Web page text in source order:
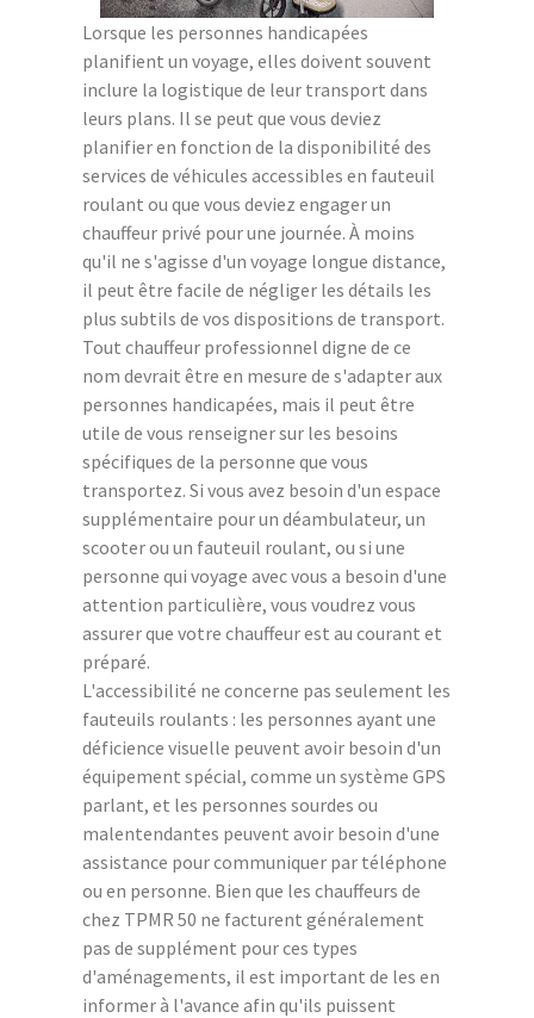
Lorsque les personnes handicapées
planifient un voyage, elles doivent souvent
inclure la logistique de leur transport dans
leurs plans. Il se peut que vous deviez
planifier en fonction de la disponibilité des
services de véhicules accessibles en fauteuil
roulant ou que vous deviez engager un
chauffeur privé pour une journée. À moins
qu'il ne s'agisse d'un voyage longue distance,
il peut être facile de négliger les détails les
plus subtils de vos dispositions de transport.
Tout chauffeur professionnel digne de ce
nom devrait être en mesure de s'adapter aux
personnes handicapées, mais il peut être
utile de vous renseigner sur les besoins
spécifiques de la personne que vous
transportez. Si vous avez besoin d'un espace
supplémentaire pour un déambulateur, un
scooter ou un fauteuil roulant, ou si une
personne qui voyage avec vous a besoin d'une
attention particulière, vous voudrez vous
assurer que votre chauffeur est au courant et
préparé.
L'accessibilité ne concerne pas seulement les
fauteuils roulants : les personnes ayant une
déficience visuelle peuvent avoir besoin d'un
équipement spécial, comme un système GPS
parlant, et les personnes sourdes ou
malentendantes peuvent avoir besoin d'une
assistance pour communiquer par téléphone
ou en personne. Bien que les chauffeurs de
chez TPMR 50 ne facturent généralement
pas de supplément pour ces types
d'aménagements, il est important de les en
informer à l'avance afin qu'ils puissent